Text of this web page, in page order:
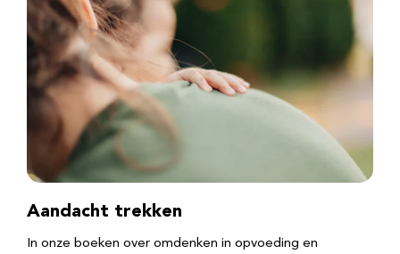
Aandacht trekken
In onze boeken over omdenken in opvoeding en